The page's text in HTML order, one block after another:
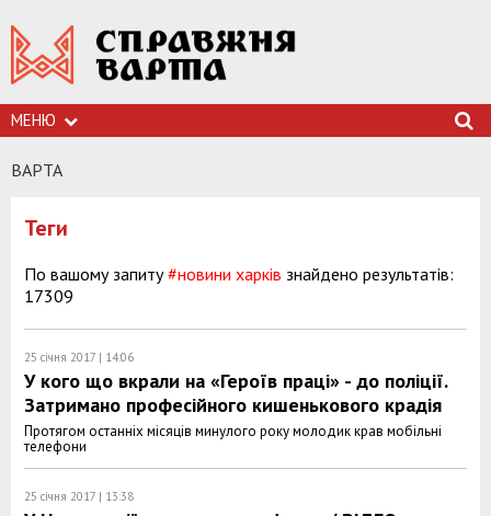
МЕНЮ
ВАРТА
Теги
По вашому запиту#новини харків знайдено результатів:
17309
25 січня 2017 | 14:06
У кого що вкрали на «Героїв праці» - до поліції.
Затримано професійного кишенькового крадія
Протягом останніх місяців минулого року молодик крав мобільні
телефони
25 січня 2017 | 13:38